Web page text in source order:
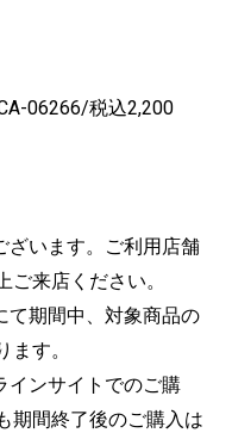
06266/税込2,200
います。ご利用店舗
来店ください。
期間中、対象商品の
す。
ンサイトでのご購
期間終了後のご購入は